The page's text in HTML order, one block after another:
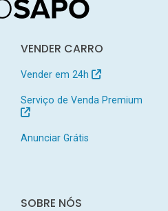
VENDER CARRO
Vender em 24h
Serviço de Venda Premium
Anunciar Grátis
SOBRE NÓS